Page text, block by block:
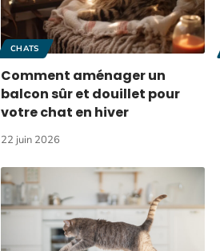
CHATS
Comment aménager un
balcon sûr et douillet pour
votre chat en hiver
22 juin 2026